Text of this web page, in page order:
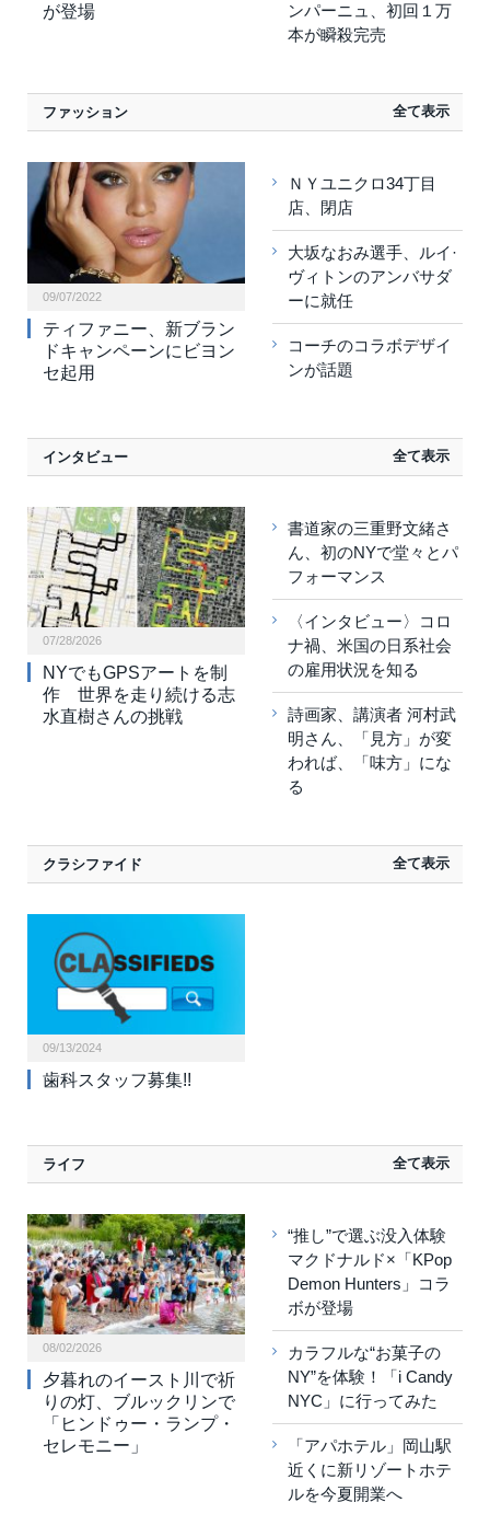
が登場
ンパーニュ、初回１万
本が瞬殺完売
ファッション 全て表示
09/07/2022
ティファニー、新ブラン
ドキャンペーンにビヨン
セ起用
ＮＹユニクロ34丁目
店、閉店
大坂なおみ選手、ルイ·
ヴィトンのアンバサダ
ーに就任
コーチのコラボデザイ
ンが話題
インタビュー 全て表示
07/28/2026
NYでもGPSアートを制
作 世界を走り続ける志
水直樹さんの挑戦
書道家の三重野文緒さ
ん、初のNYで堂々とパ
フォーマンス
〈インタビュー〉コロ
ナ禍、米国の日系社会
の雇用状況を知る
詩画家、講演者 河村武
明さん、「見方」が変
われば、「味方」にな
る
クラシファイド 全て表示
09/13/2024
歯科スタッフ募集!!
ライフ 全て表示
08/02/2026
夕暮れのイースト川で祈
りの灯、ブルックリンで
「ヒンドゥー・ランプ・
セレモニー」
“推し”で選ぶ没入体験
マクドナルド×「KPop
Demon Hunters」コラ
ボが登場
カラフルな“お菓子の
NY”を体験！「i Candy
NYC」に行ってみた
「アパホテル」岡山駅
近くに新リゾートホテ
ルを今夏開業へ